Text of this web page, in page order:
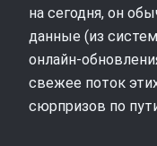
на сегодня, он
данные (из
свежее поток
сюрпризов по